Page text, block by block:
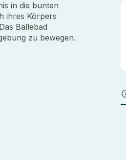
in die bunten
ihres Körpers
Bällebad
zu bewegen.